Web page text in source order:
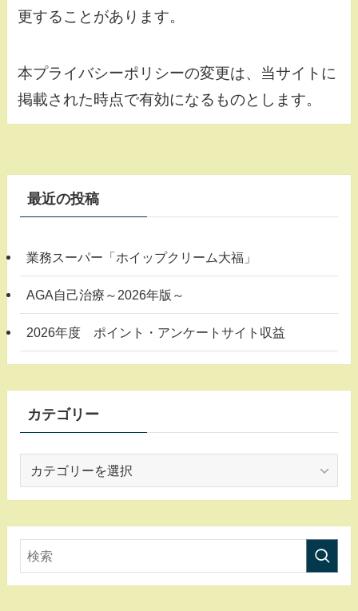
更することがあります。
本プライバシーポリシーの変更は、当サイトに
掲載された時点で有効になるものとします。
最近の投稿
業務スーパー「ホイップクリーム大福」
AGA自己治療～2026年版～
2026年度 ポイント・アンケートサイト収益
カテゴリー
ゴ
ー